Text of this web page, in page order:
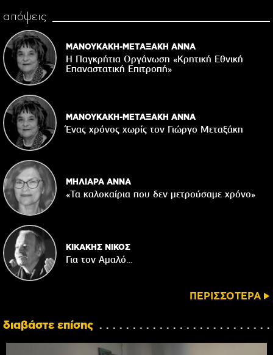
απόψεις
ΜΑΝΟΥΚΑΚΗ-ΜΕΤΑΞΑΚΗ ΑΝΝΑ
Η Παγκρήτια Οργάνωση «Κρητική Εθνική
Επαναστατική Eπιτροπή»
ΜΑΝΟΥΚΑΚΗ-ΜΕΤΑΞΑΚΗ ΑΝΝΑ
Ένας χρόνος χωρίς τον Γιώργο Μεταξάκη
ΜΗΛΙΑΡΑ ΑΝΝΑ
«Τα καλοκαίρια που δεν μετρούσαμε χρόνο»
ΚΙΚΑΚΗΣ ΝΙΚΟΣ
Για τον Αμαλό…
ΠΕΡΙΣΣΟΤΕΡΑ
διαβάστε επίσης